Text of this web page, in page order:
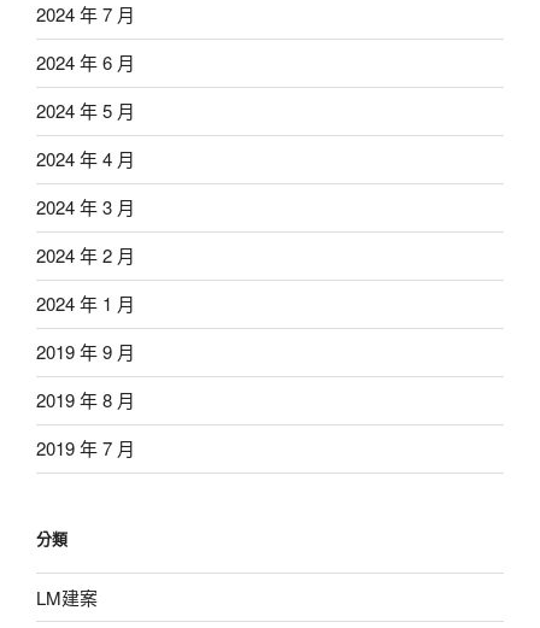
2024 年 7 月
2024 年 6 月
2024 年 5 月
2024 年 4 月
2024 年 3 月
2024 年 2 月
2024 年 1 月
2019 年 9 月
2019 年 8 月
2019 年 7 月
分類
LM建案